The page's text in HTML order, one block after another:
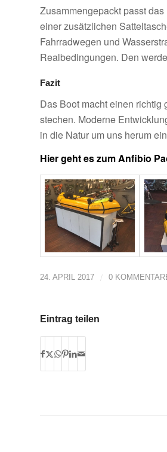
Zusammengepackt passt
einer zusätzlichen
Fahrradwegen und
Realbedingungen. Den
Fazit
Das Boot macht einen richtig
stechen. Moderne
in die Natur um uns herum
Hier geht es zum Anfibio
24. APRIL 2017 / 0
Eintrag teilen